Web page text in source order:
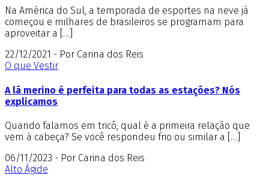
Na América do Sul, a temporada de esportes na neve já
começou e milhares de brasileiros se programam para
aproveitar a […]
22/12/2021 - Por Carina dos Reis
O que Vestir
A lã merino é perfeita para todas as estações? Nós
explicamos
Quando falamos em tricô, qual é a primeira relação que
vem à cabeça? Se você respondeu frio ou similar a […]
06/11/2023 - Por Carina dos Reis
Alto Ágide